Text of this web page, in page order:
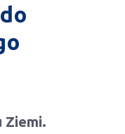
Ziemi.